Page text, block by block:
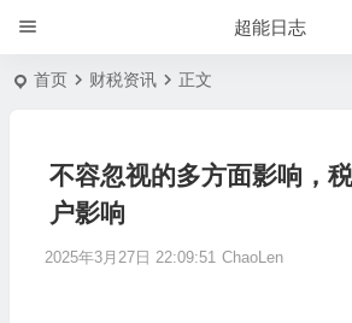
超能日志
首页 财税资讯 正文
不容忽视的多方面影响，
户影响
2025年3月27日 22:09:51 ChaoLen